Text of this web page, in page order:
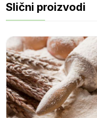
Slični proizvodi